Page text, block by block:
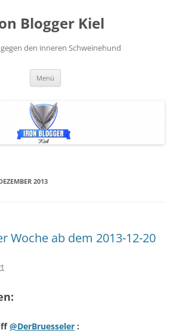
Blogger Kiel
den inneren Schweinehund
Menü
2013
Woche ab dem 2013-12-20
@DerBruesseler :